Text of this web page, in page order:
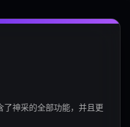
神采的全部功能，并且更